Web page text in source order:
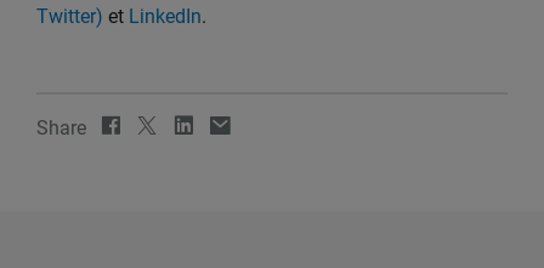
Twitter) et LinkedIn.
Share